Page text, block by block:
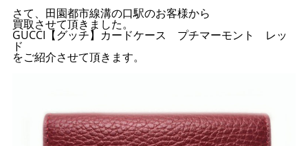
さて、田園都市線溝の口駅のお客様から
買取させて頂きました。
GUCCI【グッチ】カードケース プチマーモント レッ
ド
をご紹介させて頂きます。